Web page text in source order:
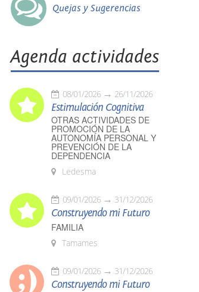
Quejas y Sugerencias
Agenda actividades
08/01/2026 26/11/2026
Estimulación Cognitiva
OTRAS ACTIVIDADES DE
PROMOCIÓN DE LA
AUTONOMÍA PERSONAL Y
PREVENCIÓN DE LA
DEPENDENCIA
Ledesma
09/01/2026 31/12/2026
Construyendo mi Futuro
FAMILIA
Tamames
09/01/2026 31/12/2026
Construyendo mi Futuro